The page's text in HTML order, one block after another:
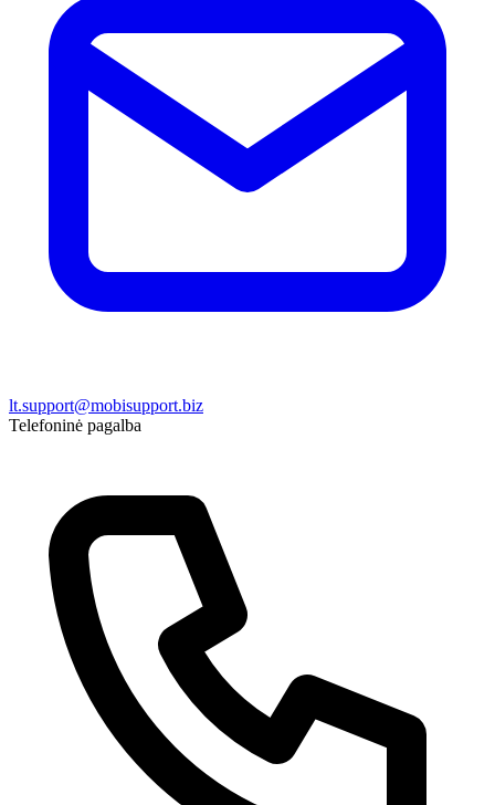
lt.support@mobisupport.biz
Telefoninė pagalba